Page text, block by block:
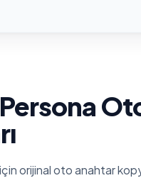
orijinal oto anahtar